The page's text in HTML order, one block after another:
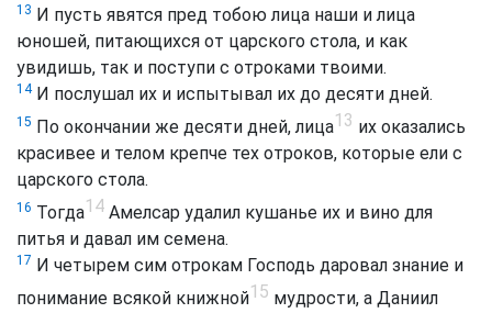
13 И пусть явятся пред тобою лица наши и лица
юношей, питающихся от царского стола, и как
увидишь, так и поступи с отроками твоими.
14И послушал их и испытывал их до десяти дней.
15 По окончании же десяти дней, лица13 их оказались
красивее и телом крепче тех отроков, которые ели с
царского стола.
16 Тогда14 Амелсар удалил кушанье их и вино для
питья и давал им семена.
17 И четырем сим отрокам Господь даровал знание и
понимание всякой книжной15 мудрости, а Даниил